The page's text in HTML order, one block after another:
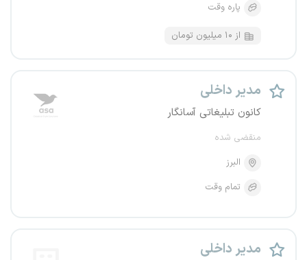
پاره وقت
از ۱۰ میلیون تومان
مدیر داخلی
کانون تبلیغاتی آسانگار
منقضی شده
البرز
تمام وقت
مدیر داخلی